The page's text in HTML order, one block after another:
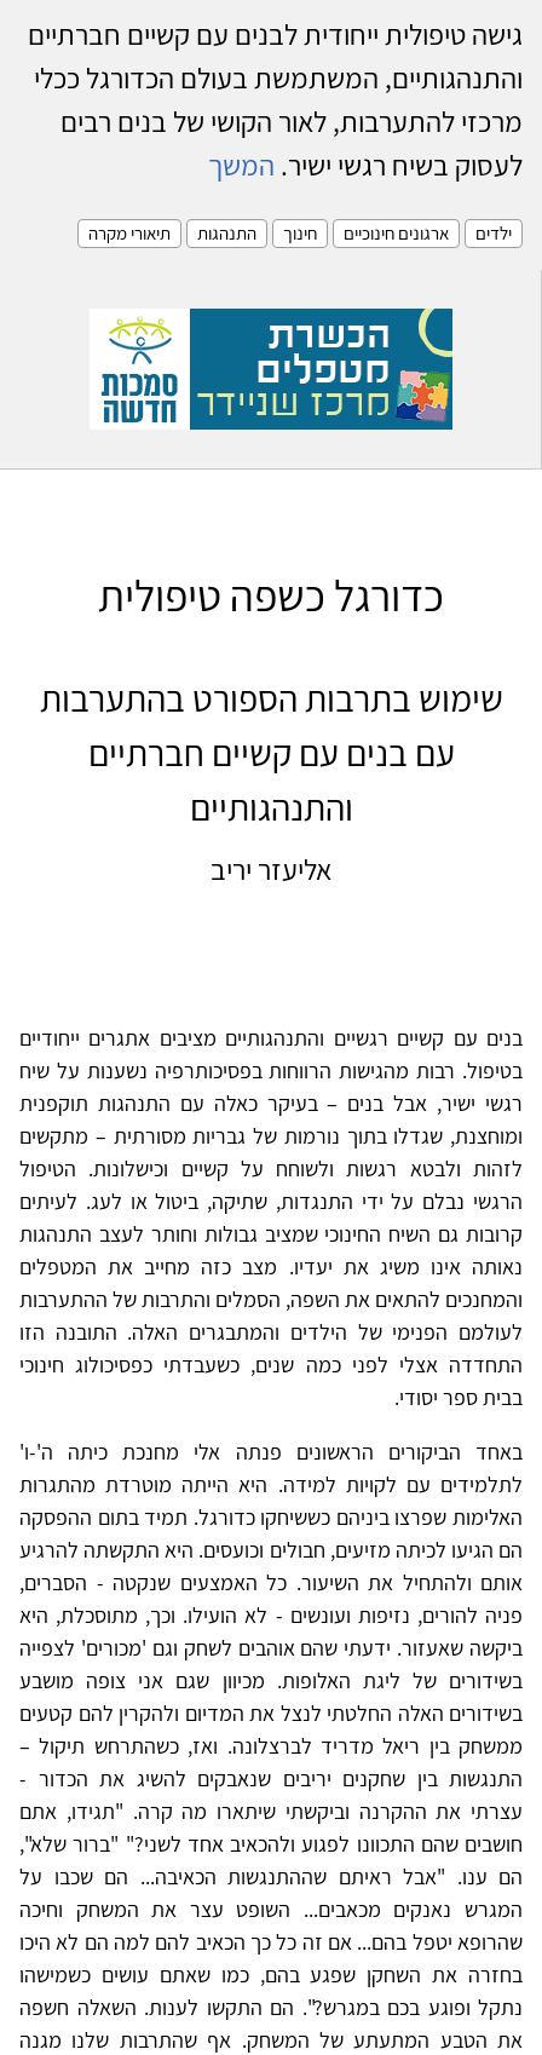
גישה טיפולית ייחודית לבנים עם קשיים חברתיים
והתנהגותיים, המשתמשת בעולם הכדורגל ככלי
מרכזי להתערבות, לאור הקושי של בנים רבים
לעסוק בשיח רגשי ישיר. המשך
ילדים ארגונים חינוכיים חינוך התנהגות תיאורי מקרה
כדורגל כשפה טיפולית
שימוש בתרבות הספורט בהתערבות
עם בנים עם קשיים חברתיים
והתנהגותיים
אליעזר יריב
בנים עם קשיים רגשיים והתנהגותיים מציבים אתגרים ייחודיים
בטיפול. רבות מהגישות הרווחות בפסיכותרפיה נשענות על שיח
רגשי ישיר, אבל בנים – בעיקר כאלה עם התנהגות תוקפנית
ומוחצנת, שגדלו בתוך נורמות של גבריות מסורתית – מתקשים
לזהות ולבטא רגשות ולשוחח על קשיים וכישלונות. הטיפול
הרגשי נבלם על ידי התנגדות, שתיקה, ביטול או לעג. לעיתים
קרובות גם השיח החינוכי שמציב גבולות וחותר לעצב התנהגות
נאותה אינו משיג את יעדיו. מצב כזה מחייב את המטפלים
והמחנכים להתאים את השפה, הסמלים והתרבות של ההתערבות
לעולמם הפנימי של הילדים והמתבגרים האלה. התובנה הזו
התחדדה אצלי לפני כמה שנים, כשעבדתי כפסיכולוג חינוכי
בבית ספר יסודי.
באחד הביקורים הראשונים פנתה אלי מחנכת כיתה ה'-ו'
לתלמידים עם לקויות למידה. היא הייתה מוטרדת מהתגרות
האלימות שפרצו ביניהם כששיחקו כדורגל. תמיד בתום ההפסקה
הם הגיעו לכיתה מזיעים, חבולים וכועסים. היא התקשתה להרגיע
אותם ולהתחיל את השיעור. כל האמצעים שנקטה - הסברים,
פניה להורים, נזיפות ועונשים - לא הועילו. וכך, מתוסכלת, היא
ביקשה שאעזור. ידעתי שהם אוהבים לשחק וגם 'מכורים' לצפייה
בשידורים של ליגת האלופות. מכיוון שגם אני צופה מושבע
בשידורים האלה החלטתי לנצל את המדיום ולהקרין להם קטעים
ממשחק בין ריאל מדריד לברצלונה. ואז, כשהתרחש תיקול –
התנגשות בין שחקנים יריבים שנאבקים להשיג את הכדור -
עצרתי את ההקרנה וביקשתי שיתארו מה קרה. "תגידו, אתם
חושבים שהם התכוונו לפגוע ולהכאיב אחד לשני?" "ברור שלא",
הם ענו. "אבל ראיתם שההתנגשות הכאיבה... הם שכבו על
המגרש נאנקים מכאבים... השופט עצר את המשחק וחיכה
שהרופא יטפל בהם... אם זה כל כך הכאיב להם למה הם לא היכו
בחזרה את השחקן שפגע בהם, כמו שאתם עושים כשמישהו
נתקל ופוגע בכם במגרש?". הם התקשו לענות. השאלה חשפה
את הטבע המתעתע של המשחק. אף שהתרבות שלנו מגנה